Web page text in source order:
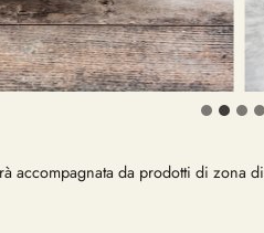
accompagnata da prodotti di zona